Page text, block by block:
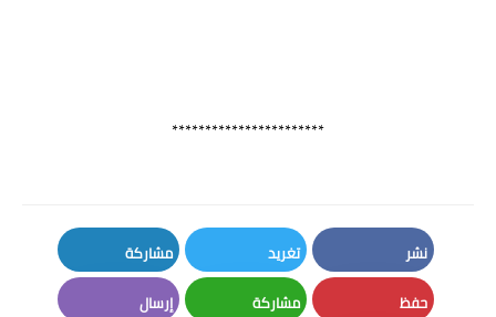
***********************
نشر
Facebook
تغريد
Twitter
مشاركة
LinkedIn
حفظ مشاركة إرسال